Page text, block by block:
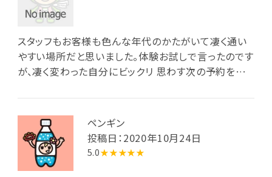
スタッフもお客様も色んな年代のかたがいて凄く通い
やすい場所だと思いました。体験お試しで言ったのです
が、凄く変わった自分にビックリ 思わす次の予約をい
ペンギン
投稿日：2020年10月24日
5.0★★★★★